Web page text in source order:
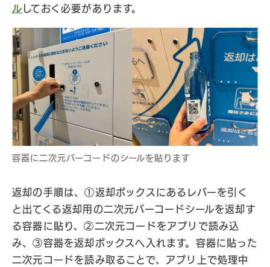
ル しておく必要があります。
容器に二次元バーコードのシールを貼ります
返却の手順は、①返却ボックスにあるレバーを引く
と出てくる返却用の二次元バーコードシールを返却す
る容器に貼り、②二次元コードをアプリで読み込
み、③容器を返却ボックスへ入れます。容器に貼った
二次元コードを読み取ることで、アプリ上で処理中